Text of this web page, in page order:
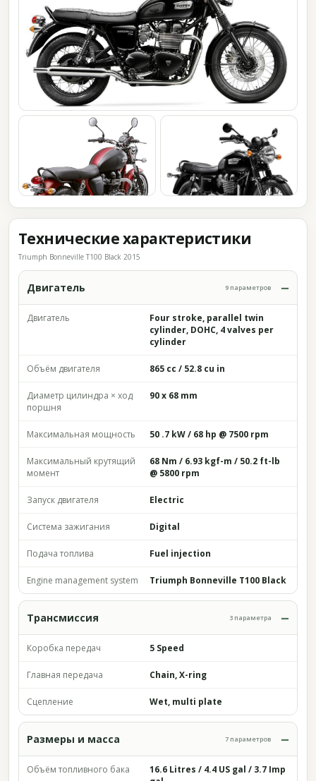
Технические характеристики
Triumph Bonneville T100 Black 2015
Двигатель 9 параметров
Двигатель
Four stroke, parallel twin
cylinder, DOHC, 4 valves per
cylinder
Объём двигателя 865 cc / 52.8 cu in
Диаметр цилиндра × ход
поршня
90 x 68 mm
Максимальная мощность 50 .7 kW / 68 hp @ 7500 rpm
Максимальный крутящий
момент
68 Nm / 6.93 kgf-m / 50.2 ft-lb
@ 5800 rpm
Запуск двигателя Electric
Система зажигания Digital
Подача топлива Fuel injection
Engine management system Triumph Bonneville T100 Black
Трансмиссия 3 параметра
Коробка передач 5 Speed
Главная передача Chain, X-ring
Сцепление Wet, multi plate
Размеры и масса 7 параметров
Объём топливного бака
16.6 Litres / 4.4 US gal / 3.7 Imp